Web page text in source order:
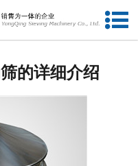
网站首页
资质荣誉
的详细介绍